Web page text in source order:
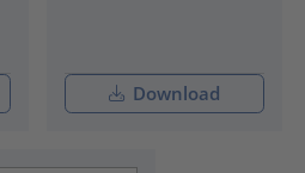
Download